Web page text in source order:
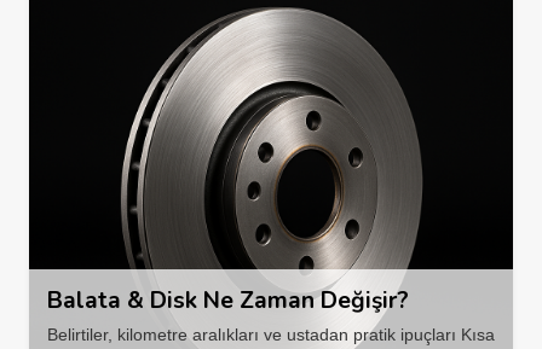
Balata & Disk Ne Zaman Değişir?
Belirtiler, kilometre aralıkları ve ustadan pratik ipuçları Kısa